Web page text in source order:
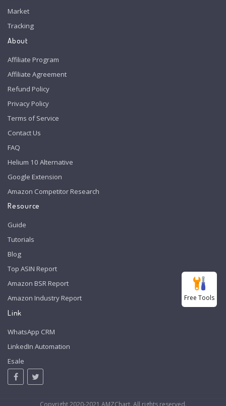
Market
Tracking
About
Affiliate Program
Affiliate Agreement
Refund Policy
Privacy Policy
Terms of Service
Contact Us
FAQ
Helium 10 Alternative
Google Extension
Amazon Competitor Research
Resource
Guide
Tutorials
Blog
Top ASIN Report
Amazon BSR Report
Amazon Industry Report
Link
WhatsApp CRM
LinkedIn Automation
Esale
Copyright 2020-2021 AMZChart. All rights reserved.
Free Tools